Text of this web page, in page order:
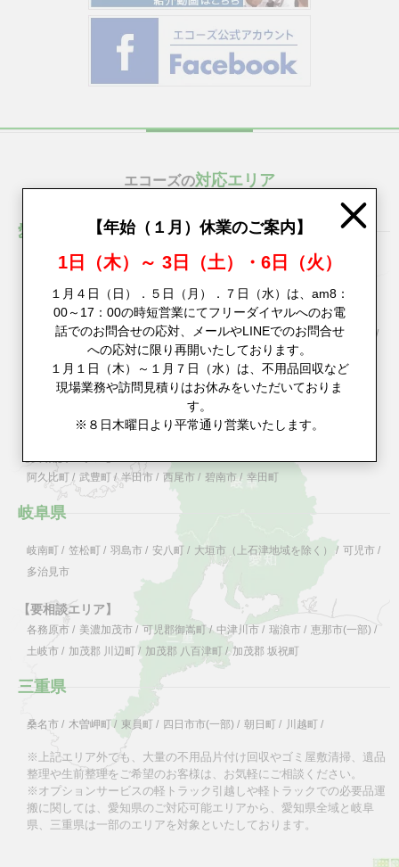
エコーズの対応エリア
愛知県
名古屋市
千種区/ 東区 北区 西区 / 中村区/ 中区 / 昭和区 / 瑞穂区/ 熱田区
中川区 / 港区 / 南区/ 守山区/ 緑区/ 名東区 / 天白区
愛西市/ 一宮市/ 稲沢市/ 犬山市 岩倉市/ 春日井市/ 尾張旭市/ 大府市
/
江南市/ 小牧市/ 瀬戸市/ 知多市 / 津島市/ 東海市
豊明市/ 日進市 北名古屋市/ あま市 / みよし市 東郷町/ 長久手市
扶桑町
刈谷市 / 高浜市/ 知立市/ 豊田市/
阿久比町 / 武豊町 / 半田市 / 西尾市 / 碧南市/ 幸田町
岐阜県
岐南町 / 笠松町 / 羽島市 / 安八町 / 大垣市（上石津地域を除く） / 可児市 /
多治見市
【要相談エリア】
各務原市 / 美濃加茂市 / 可児郡御嵩町/ 中津川市 / 瑞浪市 / 恵那市(一部) /
土岐市 / 加茂郡 川辺町 / 加茂郡 八百津町 / 加茂郡 坂祝町
三重県
桑名市 / 木曽岬町/ 東員町 / 四日市市(一部) / 朝日町 / 川越町 /
※上記エリア外でも、大量の不用品片付け回収やゴミ屋敷清掃、遺品
整理や生前整理をご希望のお客様は、お気軽にご相談ください。
※オプションサービスの軽トラック引越しや軽トラックでの必要品運
搬に関しては、愛知県のご対応可能エリアから、愛知県全域と岐阜
県、三重県は一部のエリアを対象といたしております。
【年始（１月）休業のご案内】
1日（木）～ 3日（土）・6日（火）
１月４日（日）．５日（月）．７日（水）は、am8：
00～17：00の時短営業にてフリーダイヤルへのお電
話でのお問合せの応対、メールやLINEでのお問合せ
への応対に限り再開いたしております。
１月１日（木）～１月７日（水）は、不用品回収など
現場業務や訪問見積りはお休みをいただいておりま
す。
※８日木曜日より平常通り営業いたします。
Close